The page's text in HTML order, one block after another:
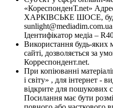
«КореспонденТ.net»
ХАРКІВСЬКЕ ШОСЕ,
sunlight@mediadim.com.ua
Ідентифікатор медіа –
Використання будь-яких
сайті, дозволяється за
Корреспондент.net.
При копіюванні
і світу» , для інтернет -
відкрите для пошукових
Посилання має бути